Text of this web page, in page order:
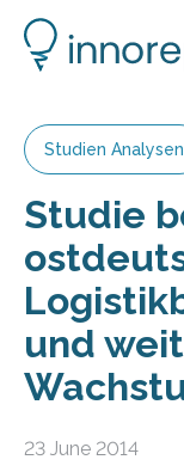
Studien Analysen
Studie
und
23 June 2014